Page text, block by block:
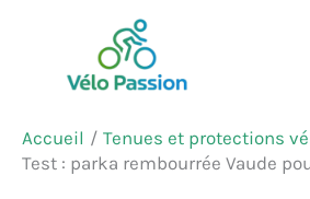
contenu
Accueil
Tenues et protections
Test : parka rembourrée Vaude